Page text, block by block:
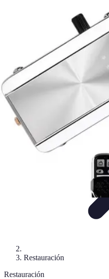
Técnicas y
Cerrajería
Cerrajero Artesano
Restauración
Restauración